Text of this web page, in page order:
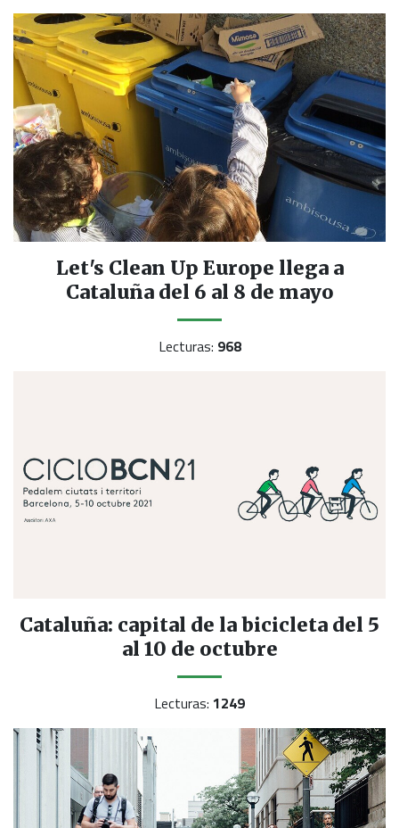
Let's Clean Up Europe llega a
Cataluña del 6 al 8 de mayo
Lecturas: 968
Cataluña: capital de la bicicleta del 5
al 10 de octubre
Lecturas: 1249